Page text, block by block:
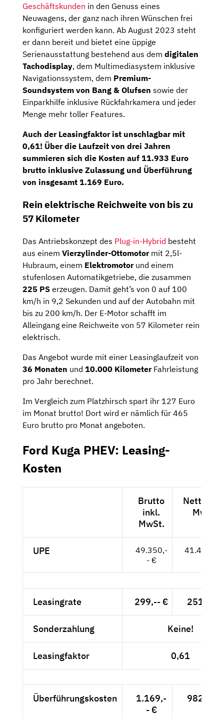
Geschäftskunden in den Genuss eines
Neuwagens, der ganz nach ihren Wünschen frei
konfiguriert werden kann. Ab August 2023 steht
er dann bereit und bietet eine üppige
Serienausstattung bestehend aus dem digitalen
Tachodisplay, dem Multimediasystem inklusive
Navigationssystem, dem Premium-
Soundsystem von Bang & Olufsen sowie der
Einparkhilfe inklusive Rückfahrkamera und jeder
Menge mehr toller Features.
Auch der Leasingfaktorist unschlagbar mit
0,61! Über die Laufzeit von drei Jahren
summieren sich die Kosten auf 11.933 Euro
brutto inklusive Zulassung und Überführung
von insgesamt 1.169 Euro.
Rein elektrische Reichweite von bis zu
57 Kilometer
Das Antriebskonzept des Plug-in-Hybrid besteht
aus einem Vierzylinder-Ottomotormit 2,5l-
Hubraum, einem Elektromotorund einem
stufenlosen Automatikgetriebe, die zusammen
225 PS erzeugen. Damit geht’s von 0 auf 100
km/h in 9,2 Sekunden und auf der Autobahn mit
bis zu 200 km/h. Der E-Motor schafft im
Alleingang eine Reichweite von 57 Kilometer rein
elektrisch.
Das Angebot wurde mit einer Leasinglaufzeit von
36 Monaten und 10.000 KilometerFahrleistung
pro Jahr berechnet.
Im Vergleich zum Platzhirsch spart ihr 127 Euro
im Monat brutto! Dort wird er nämlich für 465
Euro brutto pro Monat angeboten.
Ford Kuga PHEV: Leasing-
Kosten
Brutto
inkl.
MwSt.
Netto
MwSt.
UPE
49.350,-
- €
41.471,--
Leasingrate 299,-- € 251,26 €
Sonderzahlung Keine!
Leasingfaktor 0,61
Überführungskosten
1.169,-
- €
982,35 €